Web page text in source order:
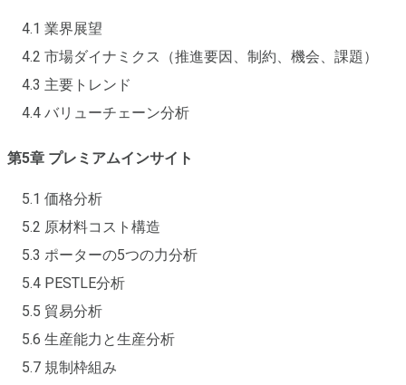
4.1 業界展望
4.2 市場ダイナミクス（推進要因、制約、機会、課題）
4.3 主要トレンド
4.4 バリューチェーン分析
第5章 プレミアムインサイト
5.1 価格分析
5.2 原材料コスト構造
5.3 ポーターの5つの力分析
5.4 PESTLE分析
5.5 貿易分析
5.6 生産能力と生産分析
5.7 規制枠組み